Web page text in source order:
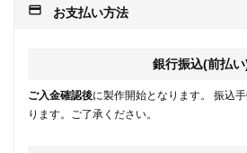
payment お支払い方法
銀行振込(前払い
ご入金確認後に製作開始となります。 振込
ります。ご了承ください。